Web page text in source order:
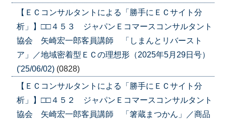
【ＥＣコンサルタントによる「勝手にＥＣサイト分
析」】□□４５３ ジャパンＥコマースコンサルタント
協会 矢崎宏一郎客員講師 「しまんとリバースト
ア」／地域密着型ＥＣの理想形（2025年5月29日号）
('25/06/02) (0828)
【ＥＣコンサルタントによる「勝手にＥＣサイト分
析」】□□４５２ ジャパンＥコマースコンサルタント
協会 矢崎宏一郎客員講師 「箸蔵まつかん」／商品